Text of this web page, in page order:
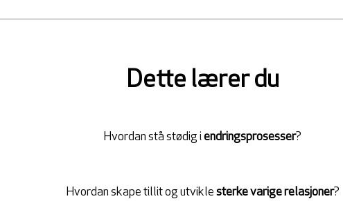
Dette lærer du
Hvordan stå stødig iendringsprosesser?
Hvordan skape tillit og utvikle sterke varige relasjoner?